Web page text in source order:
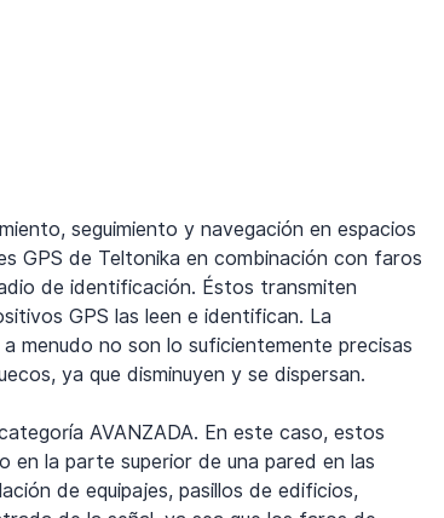
seguimiento y navegación en espacios
GPS de Teltonika en combinación con faros
de identificación. Éstos transmiten
GPS las leen e identifican. La
menudo no son lo suficientemente precisas
ya que disminuyen y se dispersan.
AVANZADA. En este caso, estos
la parte superior de una pared en las
de equipajes, pasillos de edificios,